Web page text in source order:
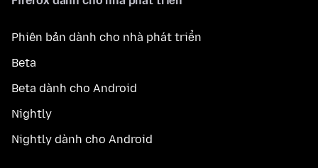
Phiên bản dành cho nhà phát triển
Beta
Beta dành cho Android
Nightly
Nightly dành cho Android